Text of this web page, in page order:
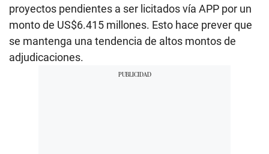
proyectos pendientes a ser licitados vía APP por un
monto de US$6.415 millones. Esto hace prever que
se mantenga una tendencia de altos montos de
adjudicaciones.